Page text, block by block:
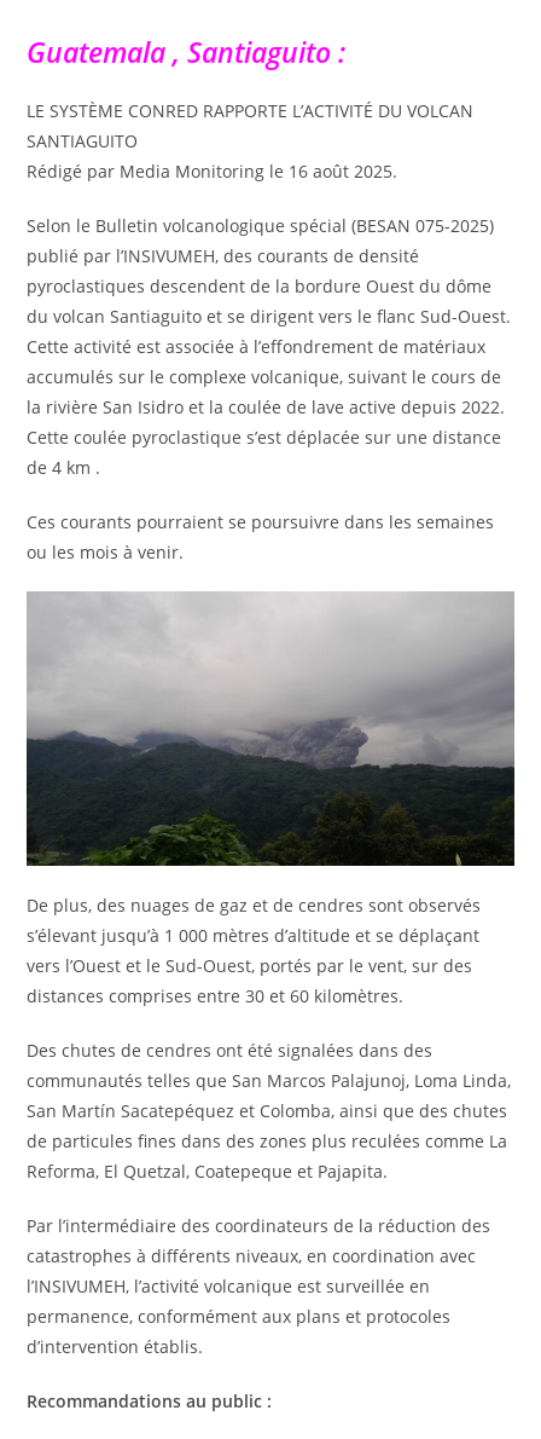
Guatemala , Santiaguito :
LE SYSTÈME CONRED RAPPORTE L’ACTIVITÉ DU VOLCAN
SANTIAGUITO
Rédigé par Media Monitoring le 16 août 2025.
Selon le Bulletin volcanologique spécial (BESAN 075-2025)
publié par l’INSIVUMEH, des courants de densité
pyroclastiques descendent de la bordure Ouest du dôme
du volcan Santiaguito et se dirigent vers le flanc Sud-Ouest.
Cette activité est associée à l’effondrement de matériaux
accumulés sur le complexe volcanique, suivant le cours de
la rivière San Isidro et la coulée de lave active depuis 2022.
Cette coulée pyroclastique s’est déplacée sur une distance
de 4 km .
Ces courants pourraient se poursuivre dans les semaines
ou les mois à venir.
De plus, des nuages de gaz et de cendres sont observés
s’élevant jusqu’à 1 000 mètres d’altitude et se déplaçant
vers l’Ouest et le Sud-Ouest, portés par le vent, sur des
distances comprises entre 30 et 60 kilomètres.
Des chutes de cendres ont été signalées dans des
communautés telles que San Marcos Palajunoj, Loma Linda,
San Martín Sacatepéquez et Colomba, ainsi que des chutes
de particules fines dans des zones plus reculées comme La
Reforma, El Quetzal, Coatepeque et Pajapita.
Par l’intermédiaire des coordinateurs de la réduction des
catastrophes à différents niveaux, en coordination avec
l’INSIVUMEH, l’activité volcanique est surveillée en
permanence, conformément aux plans et protocoles
d’intervention établis.
Recommandations au public :